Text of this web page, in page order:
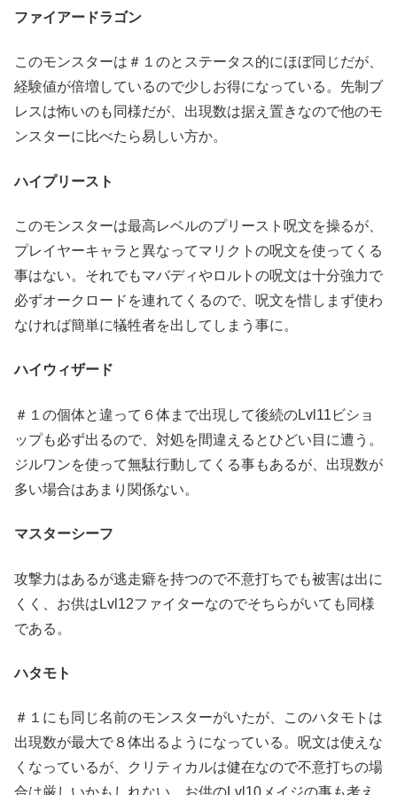
ファイアードラゴン
このモンスターは＃１のとステータス的にほぼ同じだが、
経験値が倍増しているので少しお得になっている。先制ブ
レスは怖いのも同様だが、出現数は据え置きなので他のモ
ンスターに比べたら易しい方か。
ハイプリースト
このモンスターは最高レベルのプリースト呪文を操るが、
プレイヤーキャラと異なってマリクトの呪文を使ってくる
事はない。それでもマバディやロルトの呪文は十分強力で
必ずオークロードを連れてくるので、呪文を惜しまず使わ
なければ簡単に犠牲者を出してしまう事に。
ハイウィザード
＃１の個体と違って６体まで出現して後続のLvl11ビショ
ップも必ず出るので、対処を間違えるとひどい目に遭う。
ジルワンを使って無駄行動してくる事もあるが、出現数が
多い場合はあまり関係ない。
マスターシーフ
攻撃力はあるが逃走癖を持つので不意打ちでも被害は出に
くく、お供はLvl12ファイターなのでそちらがいても同様
である。
ハタモト
＃１にも同じ名前のモンスターがいたが、このハタモトは
出現数が最大で８体出るようになっている。呪文は使えな
くなっているが、クリティカルは健在なので不意打ちの場